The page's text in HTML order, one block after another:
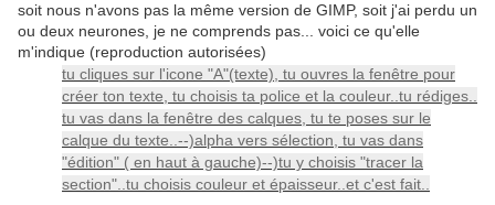
soit nous n'avons pas la même version de GIMP, soit j'ai perdu un
ou deux neurones, je ne comprends pas... voici ce qu'elle
m'indique (reproduction autorisées)
tu cliques sur l'icone "A"(texte), tu ouvres la fenêtre pour
créer ton texte, tu choisis ta police et la couleur..tu rédiges..
tu vas dans la fenêtre des calques, tu te poses sur le
calque du texte..--)alpha vers sélection, tu vas dans
"édition" ( en haut à gauche)--)tu y choisis "tracer la
section"..tu choisis couleur et épaisseur..et c'est fait..